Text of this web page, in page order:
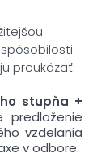
preukázať:
stupňa +
predloženie
vzdelania
v odbore.